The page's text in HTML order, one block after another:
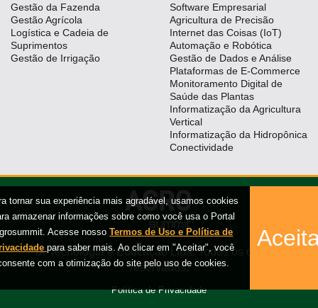
tornar sua experiência mais agradável, usamos cookies
armazenar informações sobre como você usa o Portal
Acesse nossoTermos de Uso e Política de
para saber mais. Ao clicar em "Aceitar", você
com a otimização do site pelo uso de cookies.
Gestão da Fazenda
Gestão Agrícola
Logística e Cadeia de
Suprimentos
Gestão de Irrigação
Software Empresarial
Agricultura de Precisão
Internet das Coisas (IoT)
Automação e Robótica
Gestão de Dados e Análise
Plataformas de E-Commerce
Monitoramento Digital de
Saúde das Plantas
Informatização da Agricultura
Vertical
Informatização da Hidropônica
Conectividade
iX Tecnologia e Educação Ltda. Todos os direitos
reservados.
Política de Privacidade